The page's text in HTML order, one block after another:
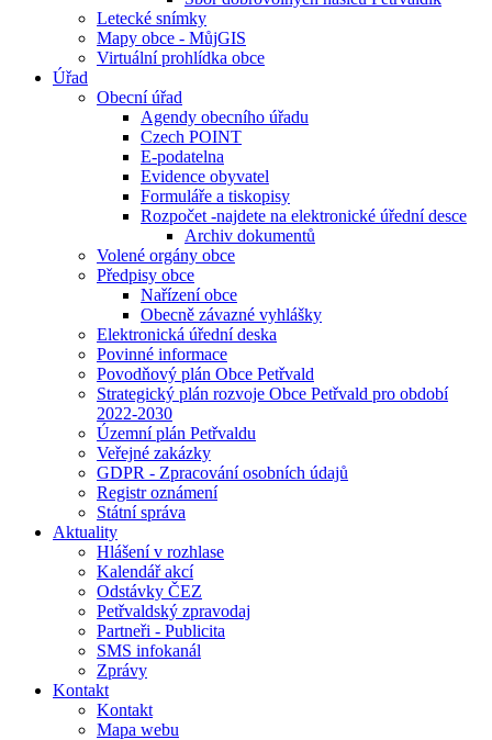
Letecké snímky
Mapy obce - MůjGIS
Virtuální prohlídka obce
Úřad
Obecní úřad
Agendy obecního úřadu
Czech POINT
E-podatelna
Evidence obyvatel
Formuláře a tiskopisy
Rozpočet -najdete na elektronické úřední desce
Archiv dokumentů
Volené orgány obce
Předpisy obce
Nařízení obce
Obecně závazné vyhlášky
Elektronická úřední deska
Povinné informace
Povodňový plán Obce Petřvald
Strategický plán rozvoje Obce Petřvald pro období
2022-2030
Územní plán Petřvaldu
Veřejné zakázky
GDPR - Zpracování osobních údajů
Registr oznámení
Státní správa
Aktuality
Hlášení v rozhlase
Kalendář akcí
Odstávky ČEZ
Petřvaldský zpravodaj
Partneři - Publicita
SMS infokanál
Zprávy
Kontakt
Kontakt
Mapa webu